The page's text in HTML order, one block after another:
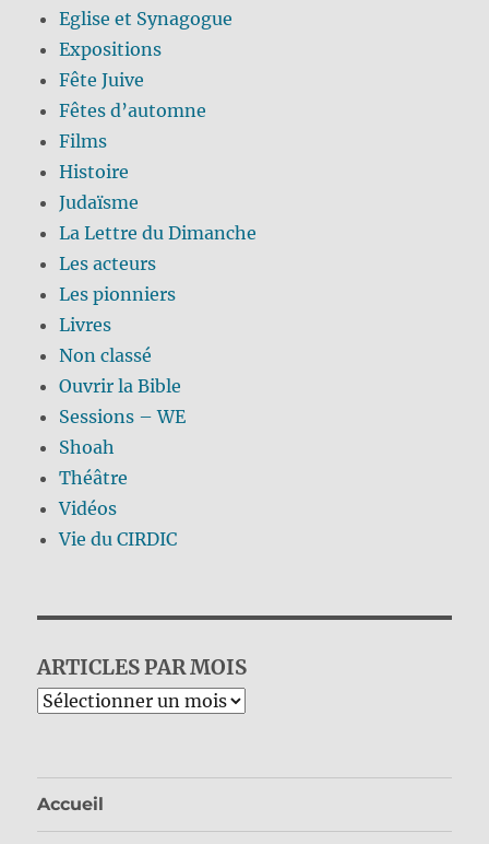
Eglise et Synagogue
Expositions
Fête Juive
Fêtes d’automne
Films
Histoire
Judaïsme
La Lettre du Dimanche
Les acteurs
Les pionniers
Livres
Non classé
Ouvrir la Bible
Sessions – WE
Shoah
Théâtre
Vidéos
Vie du CIRDIC
ARTICLES PAR MOIS
Archives
Accueil